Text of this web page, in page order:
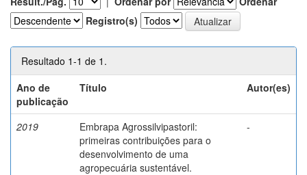
Registro(s)
Resultado 1-1 de 1.
Ano de
publicação
Título Autor(es)
2019
Embrapa Agrossilvipastoril:
primeiras contribuições para o
desenvolvimento de uma
agropecuária sustentável.
-